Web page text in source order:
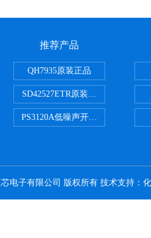
推荐产品
QH7935原装正品
SD42527ETR原装正品
PS3120A低噪声开关电容器原装正
电子有限公司 版权所有 技术支持：